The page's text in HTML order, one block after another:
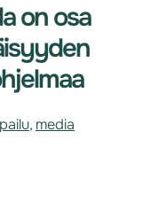
on osa
, media